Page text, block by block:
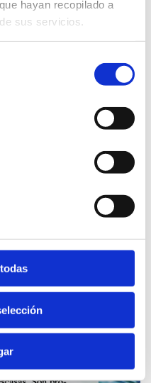
hayan recopilado a
sus servicios.
Version)